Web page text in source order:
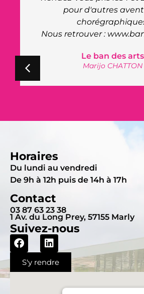
Clara
Cabaret de Clara
Horaires
Du lundi au vendredi
De 9h à 12h puis de 14h à 17h
Contact
03 87 63 23 38
1 Av. du Long Prey, 57155 Marly
Suivez-nous
S'y rendre